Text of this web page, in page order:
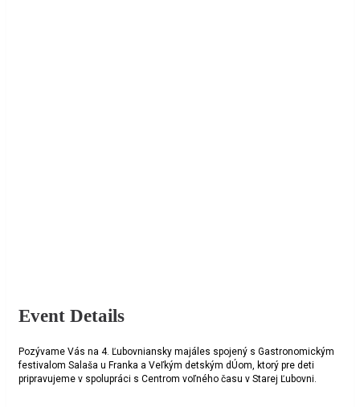
Event Details
Pozývame Vás na 4. Ľubovniansky majáles spojený s Gastronomickým
festivalom Salaša u Franka a Veľkým detským dÚom, ktorý pre deti
pripravujeme v spolupráci s Centrom voľného času v Starej Ľubovni.